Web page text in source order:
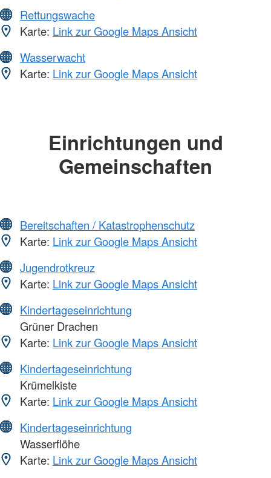
Rettungswache
Karte: Link zur Google Maps Ansicht
Wasserwacht
Karte: Link zur Google Maps Ansicht
Einrichtungen und
Gemeinschaften
Bereitschaften / Katastrophenschutz
Karte: Link zur Google Maps Ansicht
Jugendrotkreuz
Karte: Link zur Google Maps Ansicht
Kindertageseinrichtung
Grüner Drachen
Karte: Link zur Google Maps Ansicht
Kindertageseinrichtung
Krümelkiste
Karte: Link zur Google Maps Ansicht
Kindertageseinrichtung
Wasserflöhe
Karte: Link zur Google Maps Ansicht